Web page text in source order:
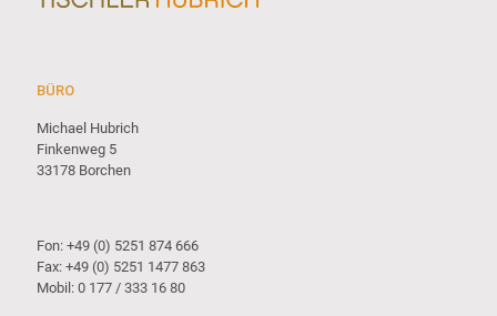
BÜRO
Michael Hubrich
Finkenweg 5
33178 Borchen
Fon: +49 (0) 5251 874 666
Fax: +49 (0) 5251 1477 863
Mobil: 0 177 / 333 16 80